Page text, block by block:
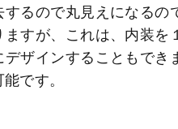
るので丸見えになる
ますが、これは、内装
デザインすることもで
です。